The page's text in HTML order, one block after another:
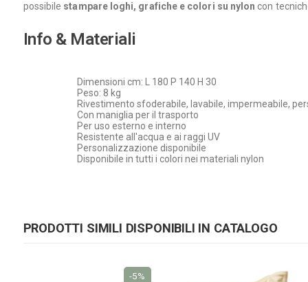
possibile stampare loghi, grafiche e colori su nylon con
Info & Materiali
Dimensioni cm: L 180 P 140 H 30
Peso: 8 kg
Rivestimento sfoderabile, lavabile, impermeabile,
Con maniglia per il trasporto
Per uso esterno e interno
Resistente all'acqua e ai raggi UV
Personalizzazione disponibile
Disponibile in tutti i colori nei materiali nylon
PRODOTTI SIMILI DISPONIBILI IN CATALOGO
-5%